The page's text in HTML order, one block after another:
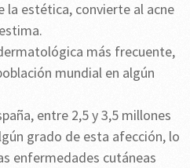
la estética, convierte al acne
más frecuente,
mundial en algún
entre 2,5 y 3,5 millones
grado de esta afección, lo
enfermedades cutáneas